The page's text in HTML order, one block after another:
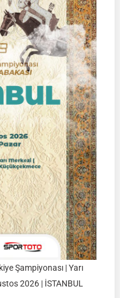
Şampiyonası | Yarı
2026 | İSTANBUL